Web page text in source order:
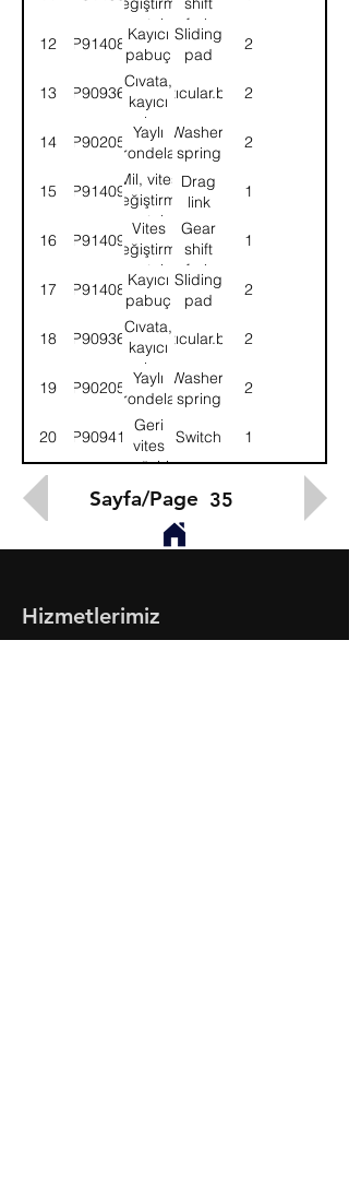
çatalı
fork
12 9P914089
Kayıcı
pabuç
Sliding
pad
2
13 9P909363
Cıvata,
kayıcı
pabuç
Artıcular.bolt 2
14 9P902051
Yaylı
rondela
Washer,
spring
2
15 9P914090
Mil, vites
değiştirme
çatalı
Drag
link
1
16 9P914091
Vites
değiştirme
çatalı
Gear
shift
fork
1
17 9P914089
Kayıcı
pabuç
Sliding
pad
2
18 9P909363
Cıvata,
kayıcı
pabuç
Artıcular.bolt 2
19 9P902051
Yaylı
rondela
Washer,
spring
2
20 9P909411
Geri
vites
müşiri
Switch 1
Sayfa/Page 35
Hizmetlerimiz